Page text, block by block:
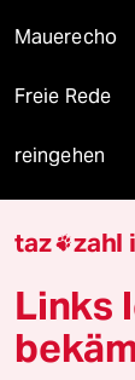
Mauerecho
Freie Rede
reingehen
team zukunft
taz zahl
Links